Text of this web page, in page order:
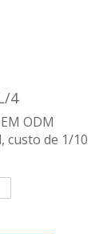
4
ODM
custo de 1/10